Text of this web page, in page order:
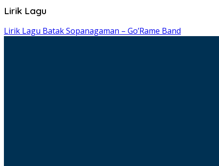
Lirik Lagu
Lirik Lagu Batak Sopanagaman – Go’Rame Band